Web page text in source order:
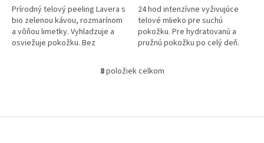
Prírodný telový peeling Lavera s
bio zelenou kávou, rozmarínom
a vôňou limetky. Vyhladzuje a
osviežuje pokožku. Bez
24 hod intenzívne vyživujúce
telové mlieko pre suchú
pokožku. Pre hydratovanú a
pružnú pokožku po celý deň.
O
d
8položiek celkom